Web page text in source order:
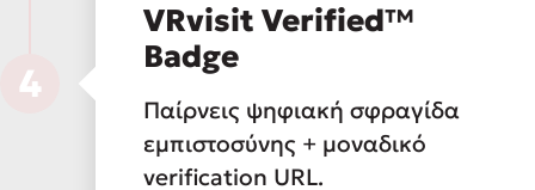
VRvisit Verified™
Badge
Παίρνεις ψηφιακή σφραγίδα
εμπιστοσύνης + μοναδικό
verification URL.
4